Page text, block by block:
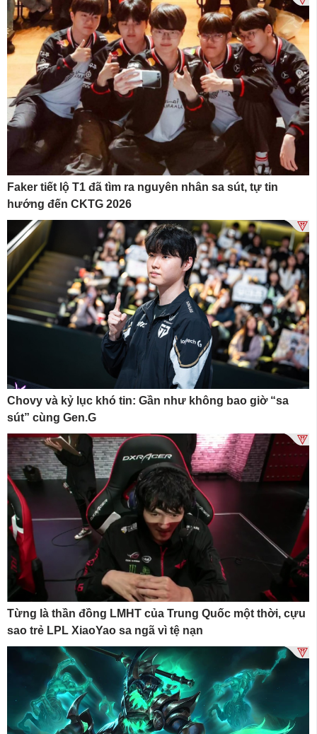
Faker tiết lộ T1 đã tìm ra nguyên nhân sa sút, tự tin
hướng đến CKTG 2026
Chovy và kỷ lục khó tin: Gần như không bao giờ “sa
sút” cùng Gen.G
Từng là thần đồng LMHT của Trung Quốc một thời, cựu
sao trẻ LPL XiaoYao sa ngã vì tệ nạn